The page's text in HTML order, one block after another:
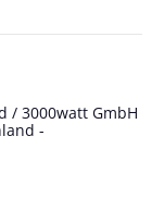
/ 3000watt GmbH
-